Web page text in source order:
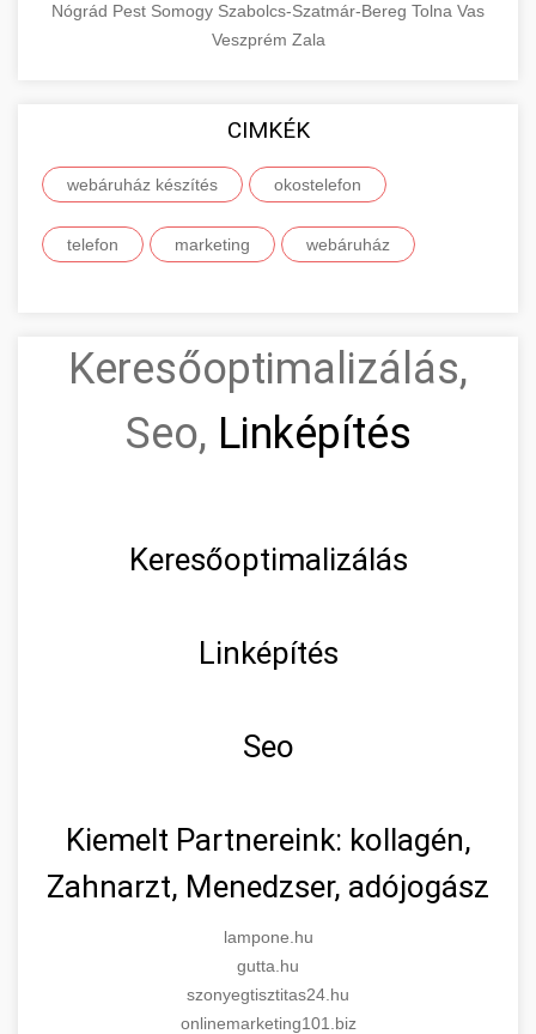
Nógrád Pest Somogy Szabolcs-Szatmár-Bereg Tolna Vas
Veszprém Zala
CIMKÉK
webáruház készítés okostelefon
telefon marketing webáruház
Keresőoptimalizálás,
Seo, Linképítés
Keresőoptimalizálás
Linképítés
Seo
Kiemelt Partnereink: kollagén,
Zahnarzt, Menedzser, adójogász
lampone.hu
gutta.hu
szonyegtisztitas24.hu
onlinemarketing101.biz